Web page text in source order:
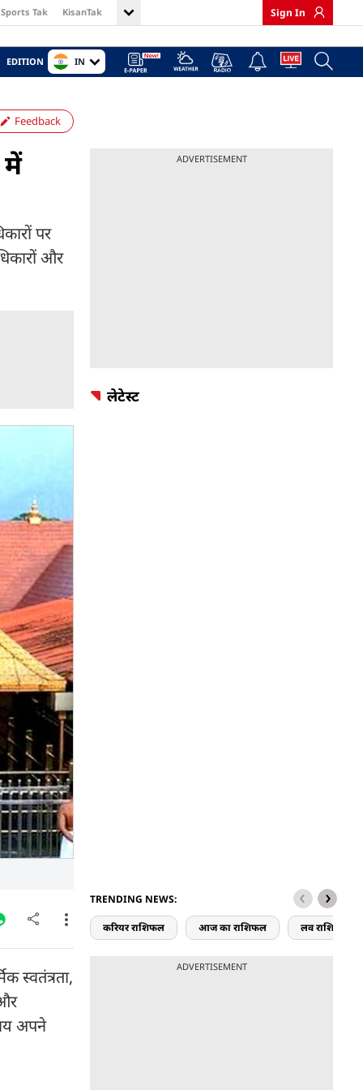
Sports Tak KisanTak Sign In
EDITION IN
Feedback
में
पर
और
स्वतंत्रता,
अपने
ADVERTISEMENT
लेटेस्ट
TRENDING NEWS:
करियर राशिफल आज का राशिफल लव राशिफल
ADVERTISEMENT